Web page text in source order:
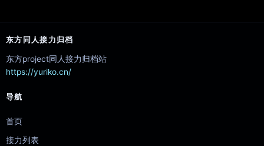
东方同人接力归档
东方project同人接力归档站
https://yuriko.cn/
导航
首页
接力列表